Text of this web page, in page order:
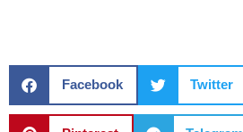
Facebook Twitter